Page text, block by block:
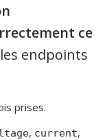
ce
endpoints
prises.
, current,